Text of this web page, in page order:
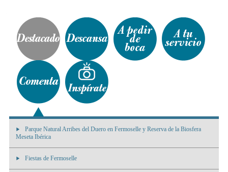
Parque Natural Arribes del Duero en Fermoselle y Reserva de la Biosfera
Meseta Ibérica
Fiestas de Fermoselle